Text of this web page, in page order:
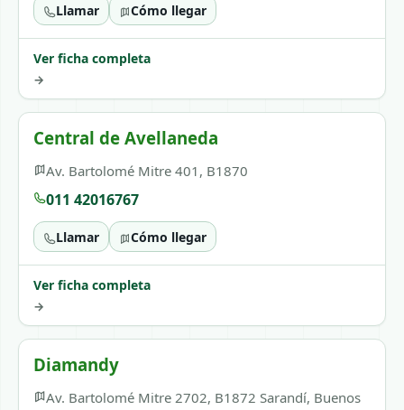
Llamar Cómo llegar
Ver ficha completa
→
Central de Avellaneda
Av. Bartolomé Mitre 401, B1870
011 42016767
Llamar Cómo llegar
Ver ficha completa
→
Diamandy
Av. Bartolomé Mitre 2702, B1872 Sarandí, Buenos